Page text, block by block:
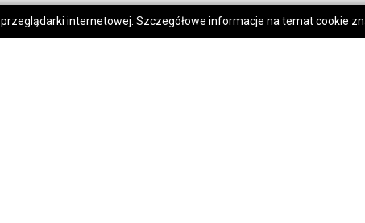
internetowej. Szczegółowe informacje na temat cookie